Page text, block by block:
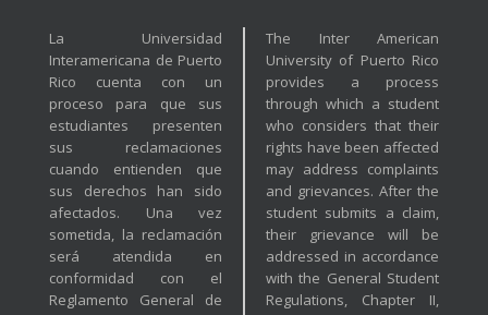
La Universidad
Interamericana de Puerto
Rico cuenta con un
proceso para que sus
estudiantes presenten
sus reclamaciones
cuando entienden que
sus derechos han sido
afectados. Una vez
sometida, la reclamación
será atendida en
conformidad con el
Reglamento General de
The Inter American
University of Puerto Rico
provides a process
through which a student
who considers that their
rights have been affected
may address complaints
and grievances. After the
student submits a claim,
their grievance will be
addressed in accordance
with the General Student
Regulations, Chapter II,